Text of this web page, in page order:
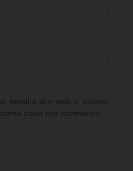
email e sito web in questo
volta che commento.